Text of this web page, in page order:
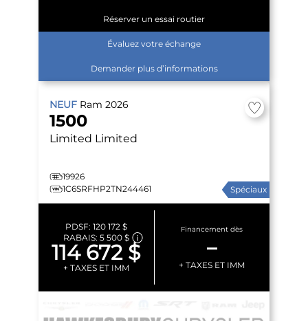
Réserver un essai routier
Évaluez votre échange
Demander plus d’informations
NEUF Ram 2026
1500
Limited Limited
19926
1C6SRFHP2TN244461
Spéciaux
PDSF: 120 172 $
RABAIS: 5 500 $
114 672 $
+ TAXES ET IMM
Financement dès
–
+ TAXES ET IMM